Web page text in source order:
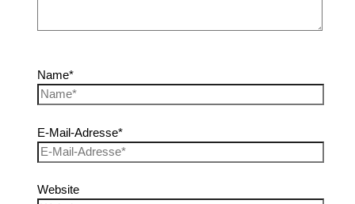
Name*
E-Mail-Adresse*
Website